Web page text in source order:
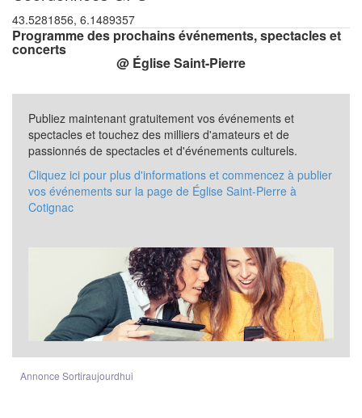
43.5281856, 6.1489357
Programme des prochains événements, spectacles et
concerts
@ Église Saint-Pierre
Publiez maintenant gratuitement vos événements et
spectacles et touchez des milliers d'amateurs et de
passionnés de spectacles et d'événements culturels.
Cliquez ici pour plus d'informations et commencez à publier
vos événements sur la page de Église Saint-Pierre à
Cotignac
Annonce Sortiraujourdhui